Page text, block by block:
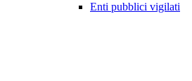
Enti pubblici vigilati